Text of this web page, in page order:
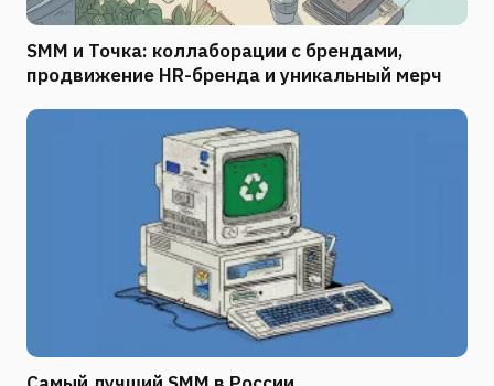
SMM и Точка: коллаборации с брендами,
продвижение HR-бренда и уникальный мерч